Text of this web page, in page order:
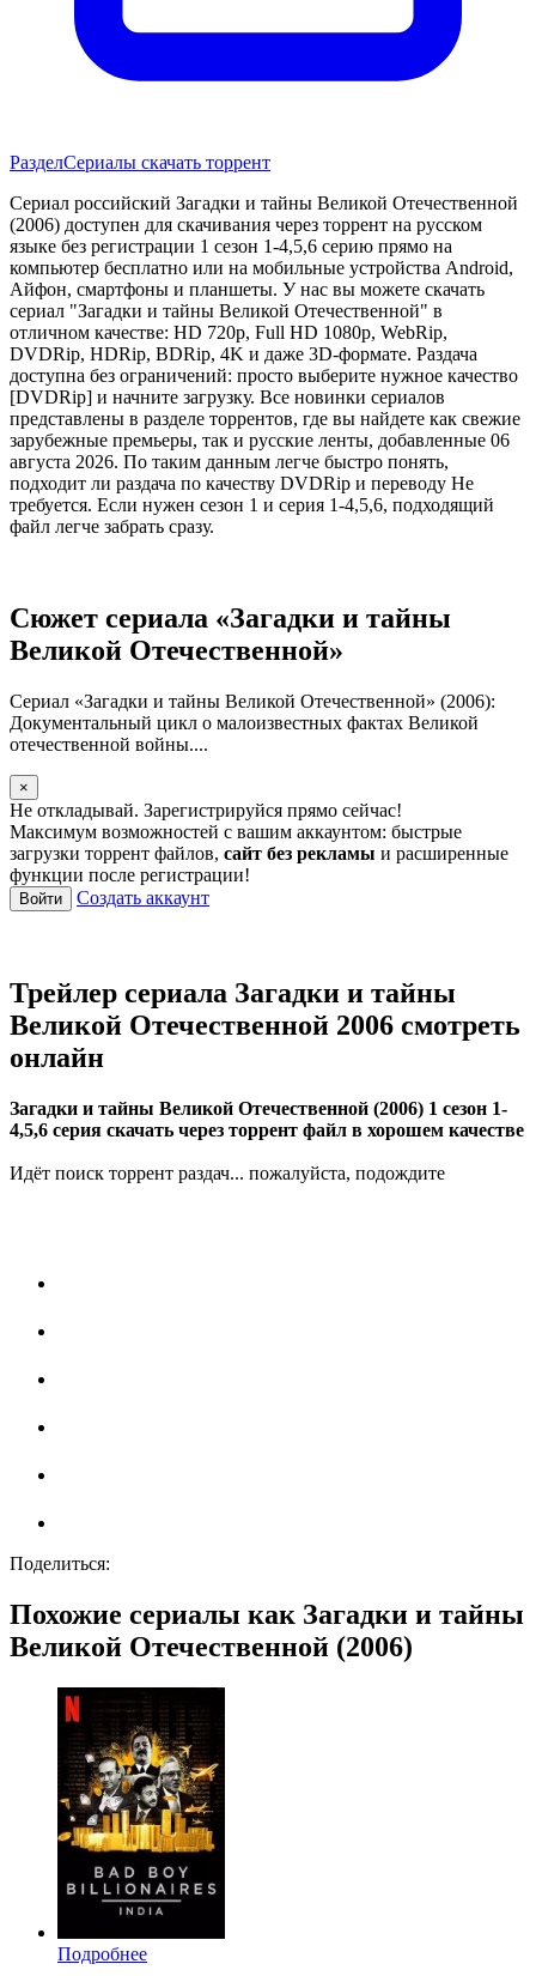
РазделСериалы скачать торрент
Сериал российский Загадки и тайны Великой Отечественной
(2006) доступен для скачивания через торрент на русском
языке без регистрации 1 сезон 1-4,5,6 серию прямо на
компьютер бесплатно или на мобильные устройства Android,
Айфон, смартфоны и планшеты. У нас вы можете скачать
сериал "Загадки и тайны Великой Отечественной" в
отличном качестве: HD 720p, Full HD 1080p, WebRip,
DVDRip, HDRip, BDRip, 4K и даже 3D-формате. Раздача
доступна без ограничений: просто выберите нужное качество
[DVDRip] и начните загрузку. Все новинки сериалов
представлены в разделе торрентов, где вы найдете как свежие
зарубежные премьеры, так и русские ленты, добавленные 06
августа 2026. По таким данным легче быстро понять,
подходит ли раздача по качеству DVDRip и переводу Не
требуется. Если нужен сезон 1 и серия 1-4,5,6, подходящий
файл легче забрать сразу.
Сюжет сериала «Загадки и тайны
Великой Отечественной»
Сериал «Загадки и тайны Великой Отечественной» (2006):
Документальный цикл о малоизвестных фактах Великой
отечественной войны....
×
Не откладывай. Зарегистрируйся прямо сейчас!
Максимум возможностей с вашим аккаунтом: быстрые
загрузки торрент файлов, сайт без рекламы и расширенные
функции после регистрации!
Войти Создать аккаунт
Трейлер сериала Загадки и тайны
Великой Отечественной 2006 смотреть
онлайн
Загадки и тайны Великой Отечественной (2006) 1 сезон 1-
4,5,6 серия скачать через торрент файл в хорошем качестве
Идёт поиск торрент раздач... пожалуйста, подождите
Поделиться:
Похожие сериалы как Загадки и тайны
Великой Отечественной (2006)
Подробнее